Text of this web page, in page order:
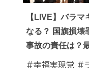
【LIVE】バラ
なる？ 国旗損壊
事故の責任は？
#幸福実現党 #